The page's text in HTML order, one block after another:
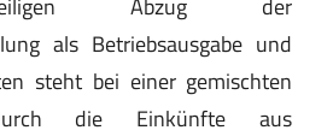
als Betriebsausgabe und
steht bei einer gemischten
die Einkünfte aus